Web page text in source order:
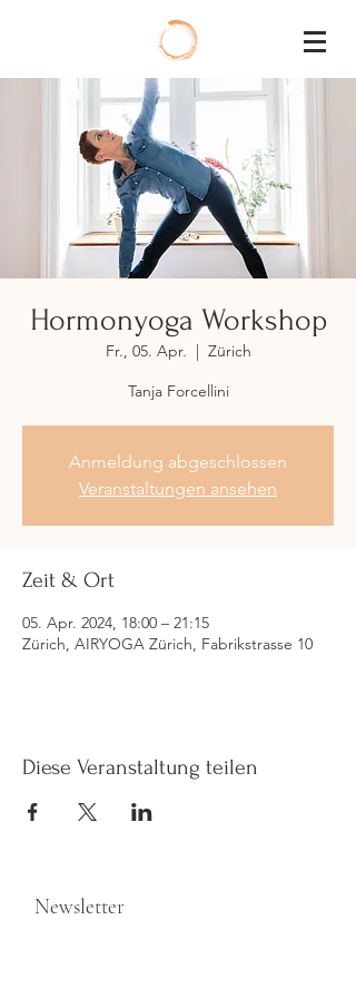
Hormonyoga Workshop
Fr., 05. Apr.
  |
Zürich
Tanja Forcellini
Anmeldung abgeschlossen
Veranstaltungen ansehen
Zeit & Ort
05. Apr. 2024, 18:00 – 21:15
Zürich, AIRYOGA Zürich, Fabrikstrasse 10
Diese Veranstaltung teilen
Newsletter